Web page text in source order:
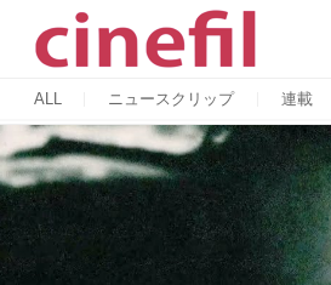
ALL ニュースクリップ 連載